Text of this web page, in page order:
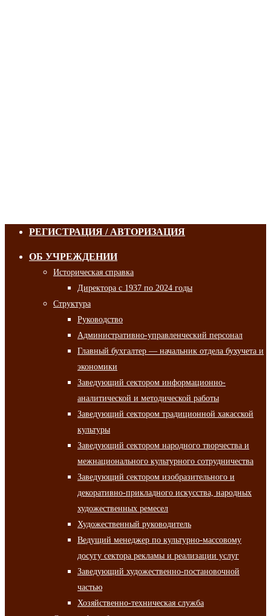
РЕГИСТРАЦИЯ / АВТОРИЗАЦИЯ
ОБ УЧРЕЖДЕНИИ
Историческая справка
Директора с 1937 по 2024 годы
Структура
Руководство
Административно-управленческий персонал
Главный бухгалтер — начальник отдела бухучета и
экономики
Заведующий сектором информационно-
аналитической и методической работы
Заведующий сектором традиционной хакасской
культуры
Заведующий сектором народного творчества и
межнационального культурного сотрудничества
Заведующий сектором изобразительного и
декоративно-прикладного искусства, народных
художественных ремесел
Художественный руководитель
Ведущий менеджер по культурно-массовому
досугу сектора рекламы и реализации услуг
Заведующий художественно-постановочной
частью
Хозяйственно-техническая служба